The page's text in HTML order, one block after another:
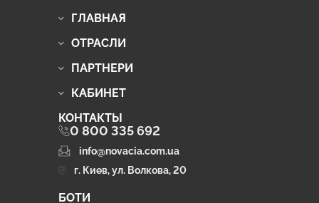
ГЛАВНАЯ
ОТРАСЛИ
ПАРТНЕРИ
КАБИНЕТ
КОНТАКТЫ
0 800 335 692
info@novacia.com.ua
г. Киев, ул. Волкова, 20
БОТИ